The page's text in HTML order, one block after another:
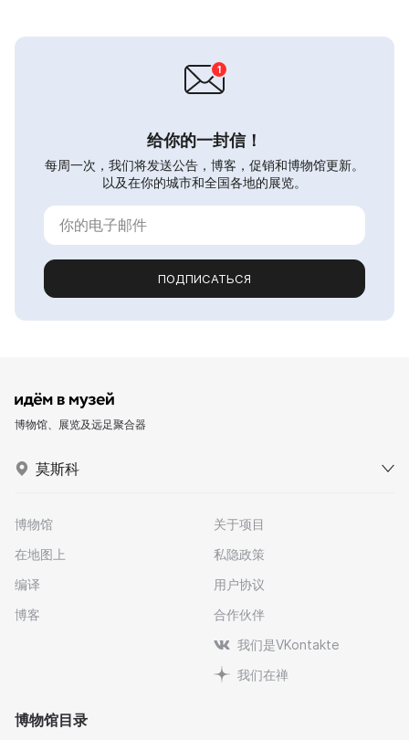
给你的一封信！
每周一次，我们将发送公告，博客，促销和博物馆更新。
以及在你的城市和全国各地的展览。
ПОДПИСАТЬСЯ
博物馆、展览及远足聚合器
莫斯科
博物馆
在地图上
编译
博客
关于项目
私隐政策
用户协议
合作伙伴
我们是VKontakte
我们在禅
博物馆目录